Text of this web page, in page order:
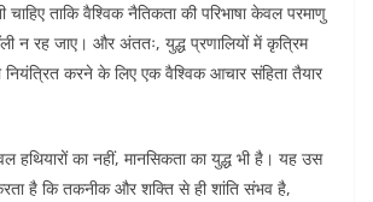
चाहिए ताकि वैश्विक नैतिकता की परिभाषा केवल परमाणु
न रह जाए। और अंततः, युद्ध प्रणालियों में कृत्रिम
नियंत्रित करने के लिए एक वैश्विक आचार संहिता तैयार
हथियारों का नहीं, मानसिकता का युद्ध भी है। यह उस
है कि तकनीक और शक्ति से ही शांति संभव है,